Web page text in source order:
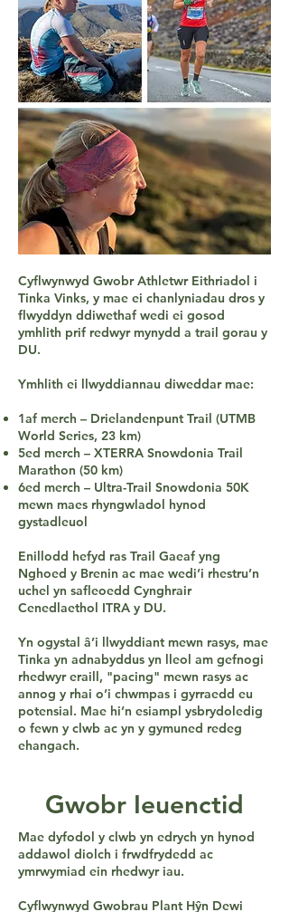
Cyflwynwyd Gwobr Athletwr Eithriadol i
Tinka Vinks, y mae ei chanlyniadau dros y
flwyddyn ddiwethaf wedi ei gosod
ymhlith prif redwyr mynydd a trail gorau y
DU.
Ymhlith ei llwyddiannau diweddar mae:
1af merch – Drielandenpunt Trail (UTMB
World Series, 23 km)
5ed merch – XTERRA Snowdonia Trail
Marathon (50 km)
6ed merch – Ultra-Trail Snowdonia 50K
mewn maes rhyngwladol hynod
gystadleuol
Enillodd hefyd ras Trail Gaeaf yng
Nghoed y Brenin ac mae wedi’i rhestru’n
uchel yn safleoedd Cynghrair
Cenedlaethol ITRA y DU.
Yn ogystal â’i llwyddiant mewn rasys, mae
Tinka yn adnabyddus yn lleol am gefnogi
rhedwyr eraill, "pacing" mewn rasys ac
annog y rhai o’i chwmpas i gyrraedd eu
potensial. Mae hi’n esiampl ysbrydoledig
o fewn y clwb ac yn y gymuned redeg
ehangach.
Gwobr Ieuenctid
Mae dyfodol y clwb yn edrych yn hynod
addawol diolch i frwdfrydedd ac
ymrwymiad ein rhedwyr iau.
Cyflwynwyd Gwobrau Plant Hŷn Dewi